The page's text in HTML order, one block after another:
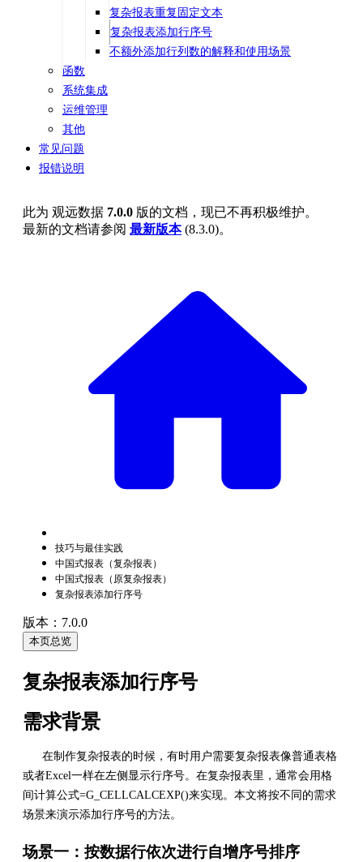
复杂报表重复固定文本
复杂报表添加行序号
不额外添加行列数的解释和使用场景
函数
系统集成
运维管理
其他
常见问题
报错说明
此为 观远数据 7.0.0 版的文档，现已不再积极维护。
最新的文档请参阅 最新版本(8.3.0)。
技巧与最佳实践
中国式报表（复杂报表）
中国式报表（原复杂报表）
复杂报表添加行序号
版本：7.0.0
本页总览
复杂报表添加行序号
需求背景
在制作复杂报表的时候，有时用户需要复杂报表像普通表格
或者Excel一样在左侧显示行序号。在复杂报表里，通常会用格
间计算公式=G_CELLCALCEXP()来实现。本文将按不同的需求
场景来演示添加行序号的方法。
场景一：按数据行依次进行自增序号排序